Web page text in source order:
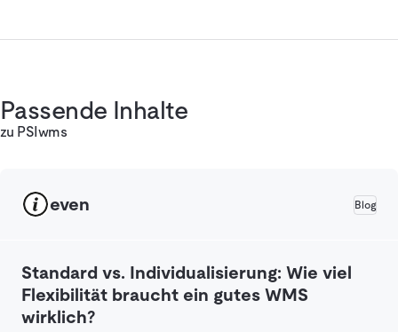
Passende Inhalte
zu PSIwms
even Blog
Standard vs. Individualisierung: Wie viel
Flexibilität braucht ein gutes WMS
wirklich?